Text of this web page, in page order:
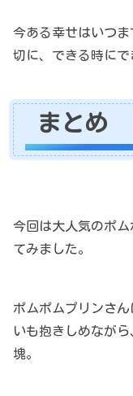
今ある幸せはいつ
切に、できる時にで
まとめ
今回は大人気のポ
てみました。
ポムポムプリンさ
いも抱きしめなが
塊。